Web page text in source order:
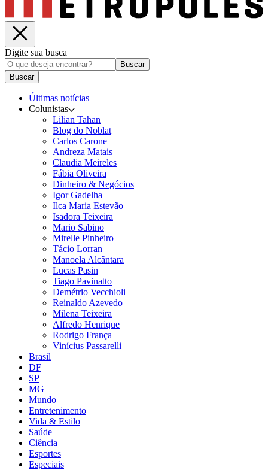
Digite sua busca
Buscar
Buscar
Últimas notícias
Colunistas
Lilian Tahan
Blog do Noblat
Carlos Carone
Andreza Matais
Claudia Meireles
Fábia Oliveira
Dinheiro & Negócios
Igor Gadelha
Ilca Maria Estevão
Isadora Teixeira
Mario Sabino
Mirelle Pinheiro
Tácio Lorran
Manoela Alcântara
Lucas Pasin
Tiago Pavinatto
Demétrio Vecchioli
Reinaldo Azevedo
Milena Teixeira
Alfredo Henrique
Rodrigo França
Vinícius Passarelli
Brasil
DF
SP
MG
Mundo
Entretenimento
Vida & Estilo
Saúde
Ciência
Esportes
Especiais